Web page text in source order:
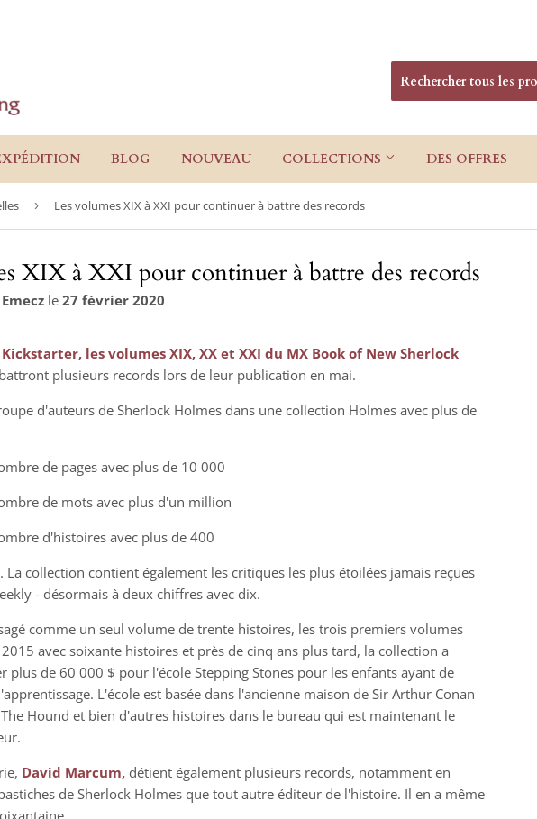
BLOG NOUVEAU COLLECTIONS DES OFFRES
› Les volumes XIX à XXI pour continuer à battre des records
XIX à XXI pour continuer à battre des records
le 27 février 2020
Kickstarter, les volumes XIX, XX et XXI du MX Book of New Sherlock
battront plusieurs records lors de leur publication en mai.
d'auteurs de Sherlock Holmes dans une collection Holmes avec plus de
de pages avec plus de 10 000
de mots avec plus d'un million
d'histoires avec plus de 400
La collection contient également les critiques les plus étoilées jamais reçues
- désormais à deux chiffres avec dix.
comme un seul volume de trente histoires, les trois premiers volumes
avec soixante histoires et près de cinq ans plus tard, la collection a
plus de 60 000 $ pour l'école Stepping Stones pour les enfants ayant de
L'école est basée dans l'ancienne maison de Sir Arthur Conan
Hound et bien d'autres histoires dans le bureau qui est maintenant le
David Marcum, détient également plusieurs records, notamment en
de Sherlock Holmes que tout autre éditeur de l'histoire. Il en a même